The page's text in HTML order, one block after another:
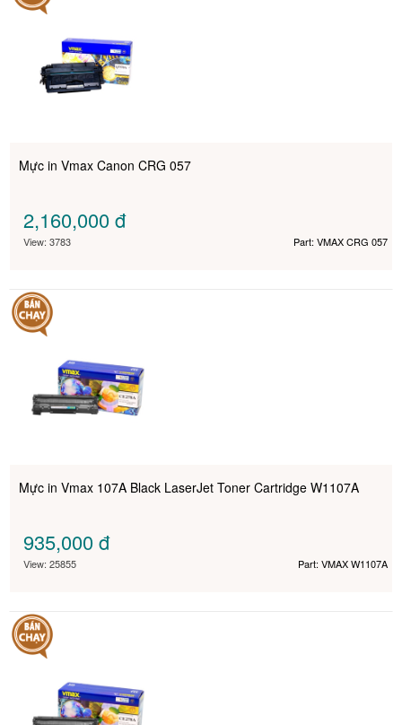
Mực in Vmax Canon CRG 057
2,160,000đ
View: 3783 Part: VMAX CRG 057
Mực in Vmax 107A Black LaserJet Toner Cartridge W1107A
935,000đ
View: 25855 Part: VMAX W1107A